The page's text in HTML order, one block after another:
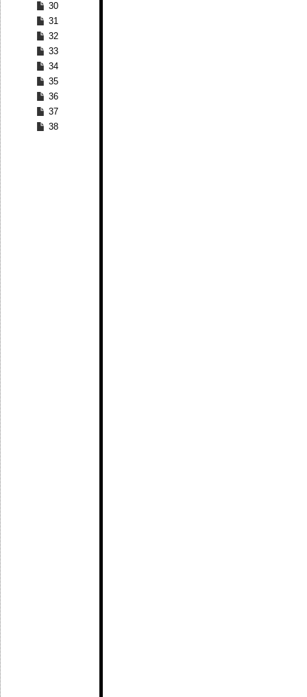
30
31
32
33
34
35
36
37
38